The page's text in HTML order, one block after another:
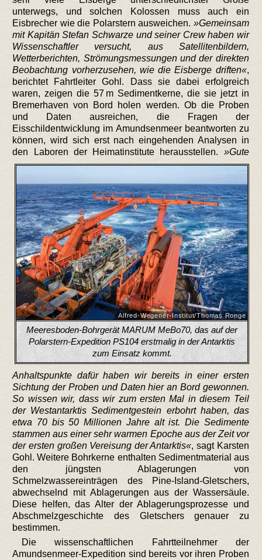
unterwegs, und solchen Kolossen muss auch ein
Eisbrecher wie die Polarstern ausweichen.
Gemeinsam
mit Kapitän Stefan Schwarze und seiner Crew haben wir
Wissenschaftler versucht, aus Satellitenbildern,
Wetterberichten, Strömungsmessungen und der direkten
Beobachtung vorherzusehen, wie die Eisberge driften ,
berichtet Fahrtleiter Gohl. Dass sie dabei erfolgreich
waren, zeigen die 57 m Sedimentkerne, die sie jetzt in
Bremerhaven von Bord holen werden. Ob die Proben
und Daten ausreichen, die Fragen der
Eisschildentwicklung im Amundsenmeer beantworten zu
können, wird sich erst nach eingehenden Analysen in
den Laboren der Heimatinstitute herausstellen.
Alfred-Wegener-Institut/Thomas Ronge
Meeresboden-Bohrgerät MARUM MeBo70, das auf der
Polarstern-Expedition PS104 erstmalig in der Antarktis
zum Einsatz kommt.
Gute
Anhaltspunkte dafür haben wir bereits in einer ersten
Sichtung der Proben und Daten hier an Bord gewonnen.
So wissen wir, dass wir zum ersten Mal in diesem Teil
der Westantarktis Sedimentgestein erbohrt haben, das
etwa 70 bis 50 Millionen Jahre alt ist. Die Sedimente
stammen aus einer sehr warmen Epoche aus der Zeit vor
der ersten großen Vereisung der Antarktis , sagt Karsten
Gohl. Weitere Bohrkerne enthalten Sedimentmaterial aus
den jüngsten Ablagerungen von
Schmelzwassereinträgen des Pine-Island-Gletschers,
abwechselnd mit Ablagerungen aus der Wassersäule.
Diese helfen, das Alter der Ablagerungsprozesse und
Abschmelzgeschichte des Gletschers genauer zu
bestimmen.
Die wissenschaftlichen Fahrtteilnehmer der
Amundsenmeer-Expedition sind bereits vor ihren Proben